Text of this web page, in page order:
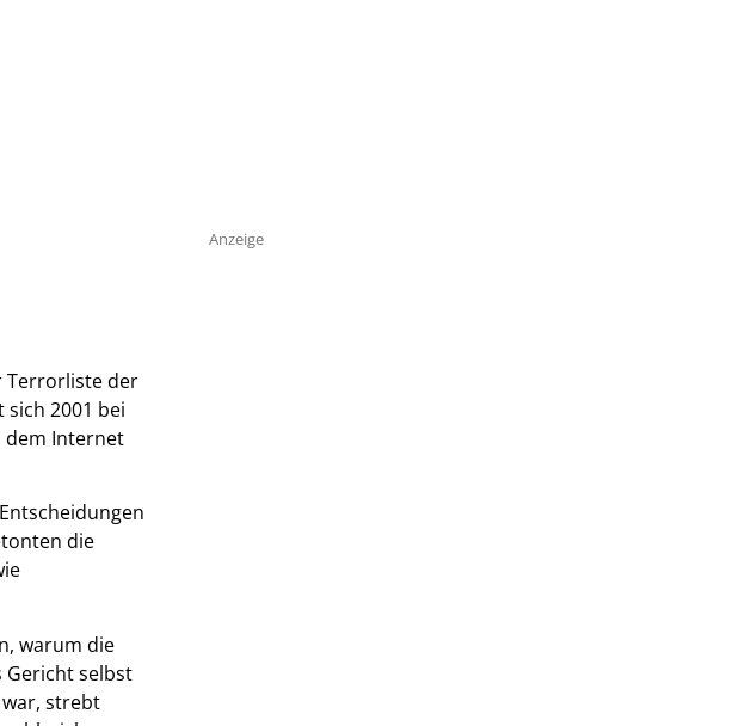
Terrorliste der
2001 bei
dem Internet
die
warum die
Gericht selbst
war, strebt
Anzeige